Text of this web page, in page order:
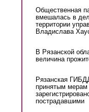
Общественная
вмешалась в
территории
Владислава
В Рязанской
величина
Рязанская
принятым мерам
пострадавшими